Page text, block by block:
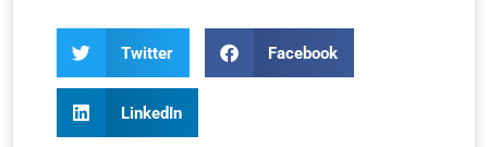
Twitter Facebook
LinkedIn